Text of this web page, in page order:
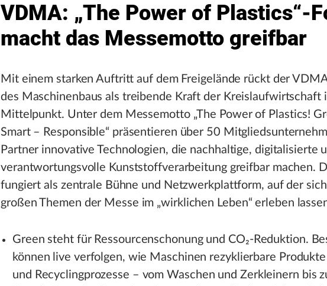
VDMA: „The Power of Plastics“-
macht das Messemotto greifbar
Mit einem starken Auftritt auf dem Freigelände rückt der
des Maschinenbaus als treibende Kraft der Kreislaufwirtschaft
Mittelpunkt. Unter dem Messemotto „The Power of Plastics!
Smart – Responsible“ präsentieren über 50
Partner innovative Technologien, die nachhaltige, digitalisierte
verantwortungsvolle Kunststoffverarbeitung greifbar machen.
fungiert als zentrale Bühne und Netzwerkplattform, auf der
großen Themen der Messe im „wirklichen Leben“ erleben
Green steht für Ressourcenschonung und CO₂-Reduktion.
können live verfolgen, wie Maschinen rezyklierbare
und Recyclingprozesse – vom Waschen und Zerkleinern bis